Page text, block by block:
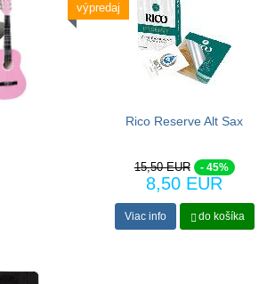
výpredaj
Rico Reserve Alt Sax
15,50 EUR - 45%
8,50 EUR
Viac info do košíka